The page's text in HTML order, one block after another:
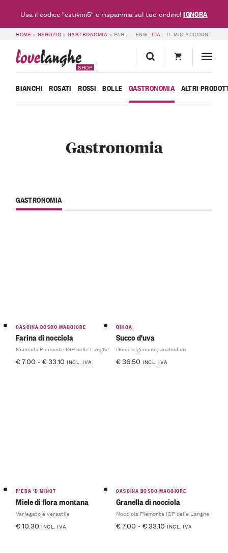
HOME » NEGOZIO » GASTRONOMIA » PAGINA 2 ENG ITA IL MIO ACCOUNT
lovelanghe
SHOP
BIANCHI ROSATI ROSSI BOLLE GASTRONOMIA ALTRI
Gastronomia
GASTRONOMIA
CASCINA BOSCO MAGGIORE
Farina di nocciola
Nocciola Piemonte IGP delle Langhe
€7.00 - €33.10 INCL. IVA
GHIGA
Succo d'uva
Dolce e genuino, analcolico
€36.50 INCL. IVA
R'ERA 'D MINOT
Miele di flora montana
Variegato e versatile
€10.30 INCL. IVA
CASCINA BOSCO MAGGIORE
Granella di nocciola
Nocciola Piemonte IGP delle Langhe
€7.00 - €33.10 INCL. IVA
Usa il codice "estivini5" e risparmia sul tuo ordine!IGNORA